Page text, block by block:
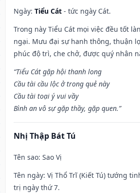
Ngày: Tiểu Cát - tức ngày Cát.
Trong này Tiểu Cát mọi việc đều tốt
ngại. Mưu đại sự hanh thông, thuận
phúc độ trì, che chở, được quý nhân
“Tiểu Cát gặp hội thanh long
Cầu tài cầu lộc ở trong quẻ này
Cầu tài toại ý vui vầy
Bình an vô sự gặp thầy, gặp quen.”
Nhị Thập Bát Tú
Tên sao: Sao Vị
Tên ngày: Vị Thổ Trĩ (Kiết Tú) tướng
trị ngày thứ 7.